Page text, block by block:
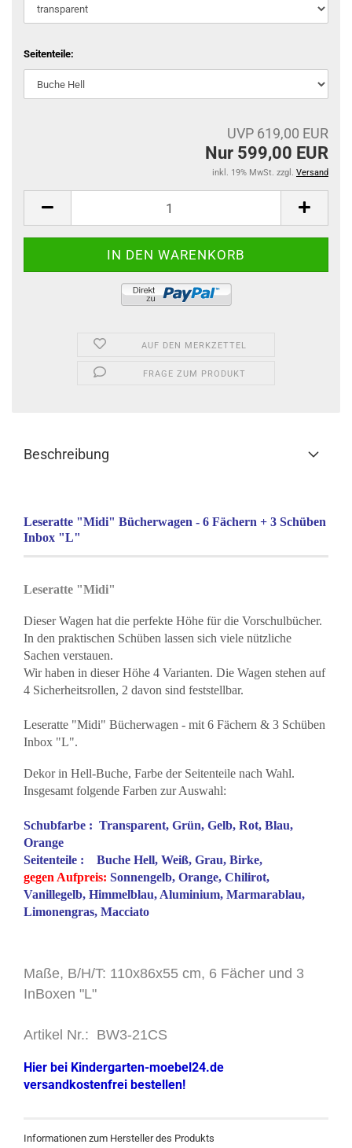
Seitenteile:
UVP 619,00 EUR
Nur 599,00 EUR
inkl. 19% MwSt. zzgl. Versand
AUF DEN MERKZETTEL
FRAGE ZUM PRODUKT
Beschreibung
Leseratte "Midi" Bücherwagen - 6 Fächern + 3 Schüben
Inbox "L"
Leseratte "Midi"
Dieser Wagen hat die perfekte Höhe für die Vorschulbücher.
In den praktischen Schüben lassen sich viele nützliche
Sachen verstauen.
Wir haben in dieser Höhe 4 Varianten. Die Wagen stehen auf
4 Sicherheitsrollen, 2 davon sind feststellbar.
Leseratte "Midi" Bücherwagen - mit 6 Fächern & 3 Schüben
Inbox "L".
Dekor in Hell-Buche, Farbe der Seitenteile nach Wahl.
Insgesamt folgende Farben zur Auswahl:
Schubfarbe : Transparent, Grün, Gelb, Rot, Blau,
Orange
Seitenteile : Buche Hell, Weiß, Grau, Birke,
gegen Aufpreis: Sonnengelb, Orange, Chilirot,
Vanillegelb, Himmelblau, Aluminium, Marmarablau,
Limonengras, Macciato
Maße, B/H/T: 110x86x55 cm, 6 Fächer und 3
InBoxen "L"
Artikel Nr.: BW3-21CS
Hier bei Kindergarten-moebel24.de
versandkostenfrei bestellen!
Informationen zum Hersteller des Produkts